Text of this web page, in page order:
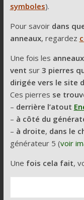
symboles).
Pour savoirdans
anneaux, regardez
Une fois les
vent sur 3 pierres
dirigée vers le site
Ces pierres se
– derrière l’atout
– à côté du
– à droite, dans le
générateur 5 (voir
Une fois cela fait,